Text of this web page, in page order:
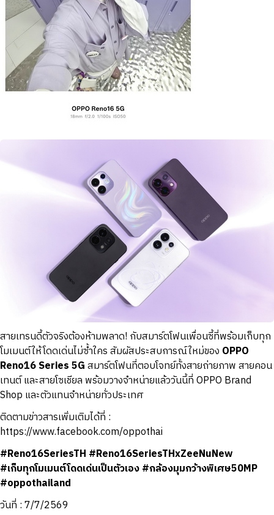
สายเทรนดี้ตัวจริงต้องห้ามพลาด! กับสมาร์ตโฟนเพื่อนซี้ที่พร้อมเก็บทุก
โมเมนต์ให้โดดเด่นไม่ซ้ำใคร สัมผัสประสบการณ์ใหม่ของ OPPO
Reno16 Series 5Gสมาร์ตโฟนที่ตอบโจทย์ทั้งสายถ่ายภาพ สายคอน
เทนต์ และสายโซเชียล พร้อมวางจำหน่ายแล้ววันนี้ที่ OPPO Brand
Shop และตัวแทนจำหน่ายทั่วประเทศ
ติดตามข่าวสารเพิ่มเติมได้ที่ :
https://www.facebook.com/oppothai
#Reno16SeriesTH #Reno16SeriesTHxZeeNuNew
#เก็บทุกโมเมนต์โดดเด่นเป็นตัวเอง #กล้องมุมกว้างพิเศษ50MP
#oppothailand
วันที่ : 7/7/2569